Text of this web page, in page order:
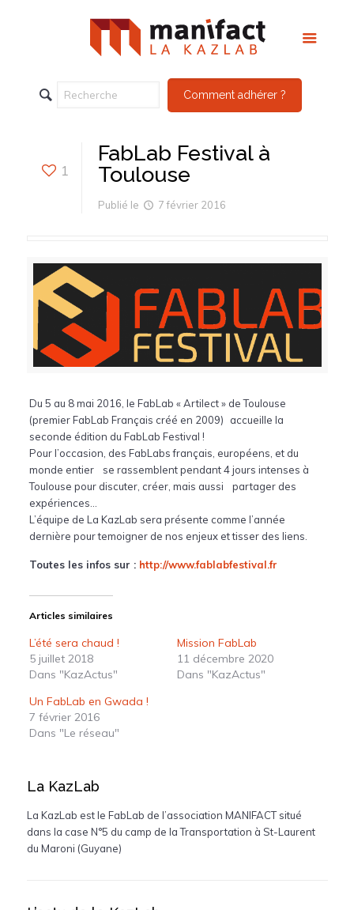
Comment adhérer ?
1
FabLab Festival à
Toulouse
Publié le 7 février 2016
Du 5 au 8 mai 2016, le FabLab « Artilect » de Toulouse
(premier FabLab Français créé en 2009) accueille la
seconde édition du FabLab Festival !
Pour l’occasion, des FabLabs français, européens, et du
monde entier se rassemblent pendant 4 jours intenses à
Toulouse pour discuter, créer, mais aussi partager des
expériences…
L’équipe de La KazLab sera présente comme l’année
dernière pour temoigner de nos enjeux et tisser des liens.
Toutes les infos sur : http://www.fablabfestival.fr
Articles similaires
L’été sera chaud !
5 juillet 2018
Dans "KazActus"
Mission FabLab
11 décembre 2020
Dans "KazActus"
Un FabLab en Gwada !
7 février 2016
Dans "Le réseau"
La KazLab
La KazLab est le FabLab de l’association MANIFACT situé
dans la case N°5 du camp de la Transportation à St-Laurent
du Maroni (Guyane)